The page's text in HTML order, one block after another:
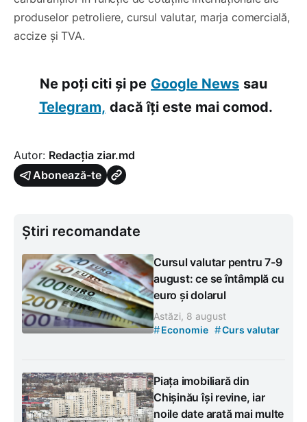
produselor petroliere, cursul valutar, marja comercială,
accize și TVA.
Ne poți citi și pe Google News sau
Telegram, dacă îți este mai comod.
Autor: Redacția ziar.md
Abonează-te
Știri recomandate
Cursul valutar pentru 7-9
august: ce se întâmplă cu
euro și dolarul
Astăzi, 8 august
#Economie #Curs valutar
Piața imobiliară din
Chișinău își revine, iar
noile date arată mai multe